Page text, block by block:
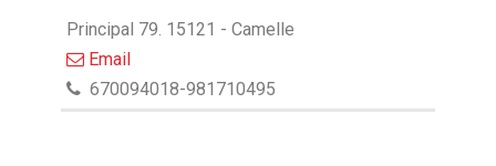
Principal 79. 15121 - Camelle
Email
670094018-981710495